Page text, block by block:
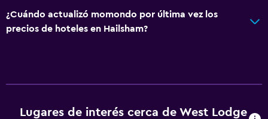
¿Cuándo actualizó momondo por última vez los
precios de hoteles en Hailsham?
Lugares de interés cerca de West Lodge